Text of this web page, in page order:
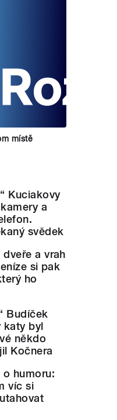
místě
Kuciakovy
a
svědek
a vrah
si pak
ho
Budíček
katy byl
někdo
Kočnera
o humoru:
víc si